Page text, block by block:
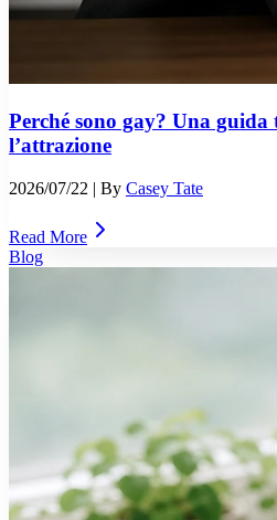
Perché sono gay? Una
l’attrazione
2026/07/22 | By Casey Tate
Read More
Blog